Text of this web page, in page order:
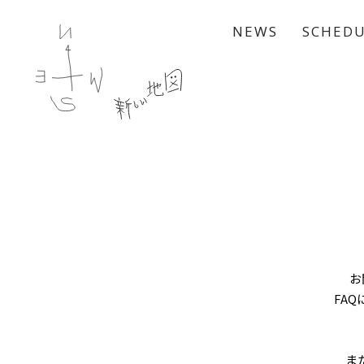
NEWS
FAQ
ま